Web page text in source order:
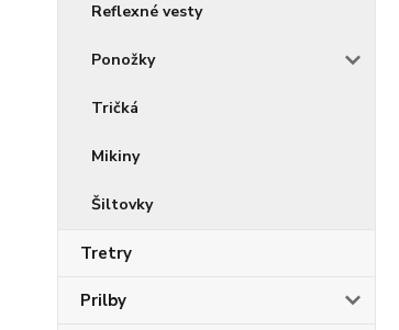
Reflexné vesty
Ponožky
Tričká
Mikiny
Šiltovky
Tretry
Prilby